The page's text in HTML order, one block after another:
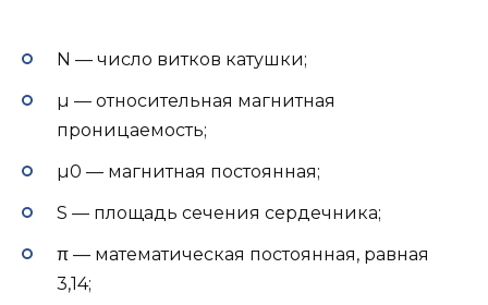
N — число витков катушки;
µ — относительная магнитная
проницаемость;
µ0 — магнитная постоянная;
S — площадь сечения сердечника;
π — математическая постоянная, равная
3,14;